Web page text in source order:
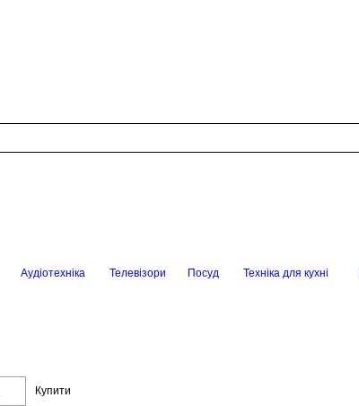
Аудіотехніка Телевізори Посуд Техніка для кухні
Купити